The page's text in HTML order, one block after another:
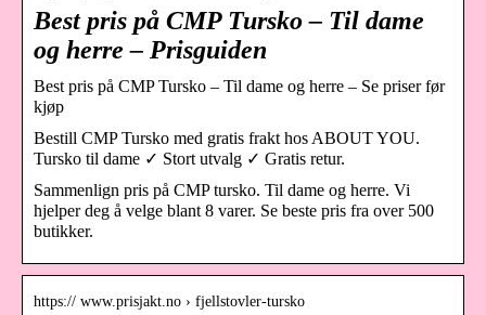
Best pris på CMP Tursko – Til dame
og herre – Prisguiden
Best pris på CMP Tursko – Til dame og herre – Se priser før
kjøp
Bestill CMP Tursko med gratis frakt hos ABOUT YOU.
Tursko til dame ✓ Stort utvalg ✓ Gratis retur.
Sammenlign pris på CMP tursko. Til dame og herre. Vi
hjelper deg å velge blant 8 varer. Se beste pris fra over 500
butikker.
https:// www.prisjakt.no › fjellstovler-tursko